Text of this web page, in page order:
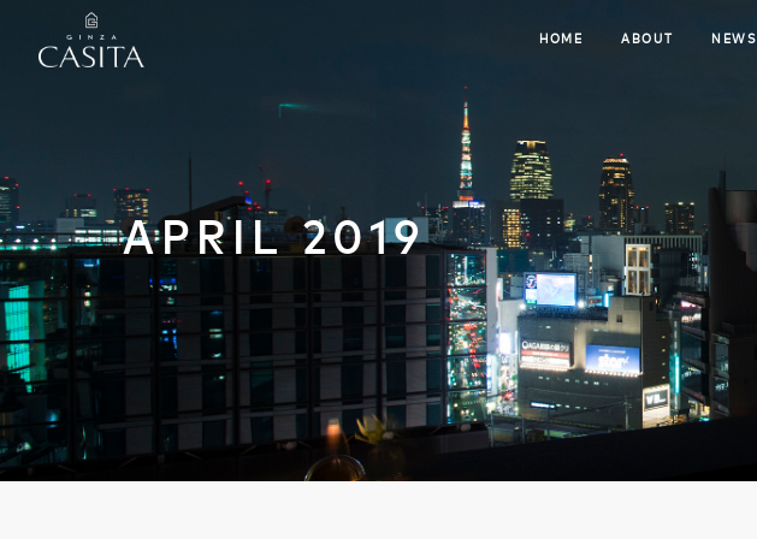
HOME ABOUT NEWS
APRIL 2019